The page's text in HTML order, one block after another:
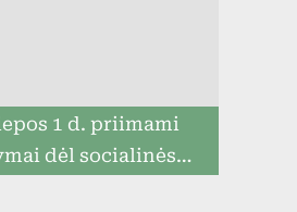
1 d. priimami
dėl socialinės